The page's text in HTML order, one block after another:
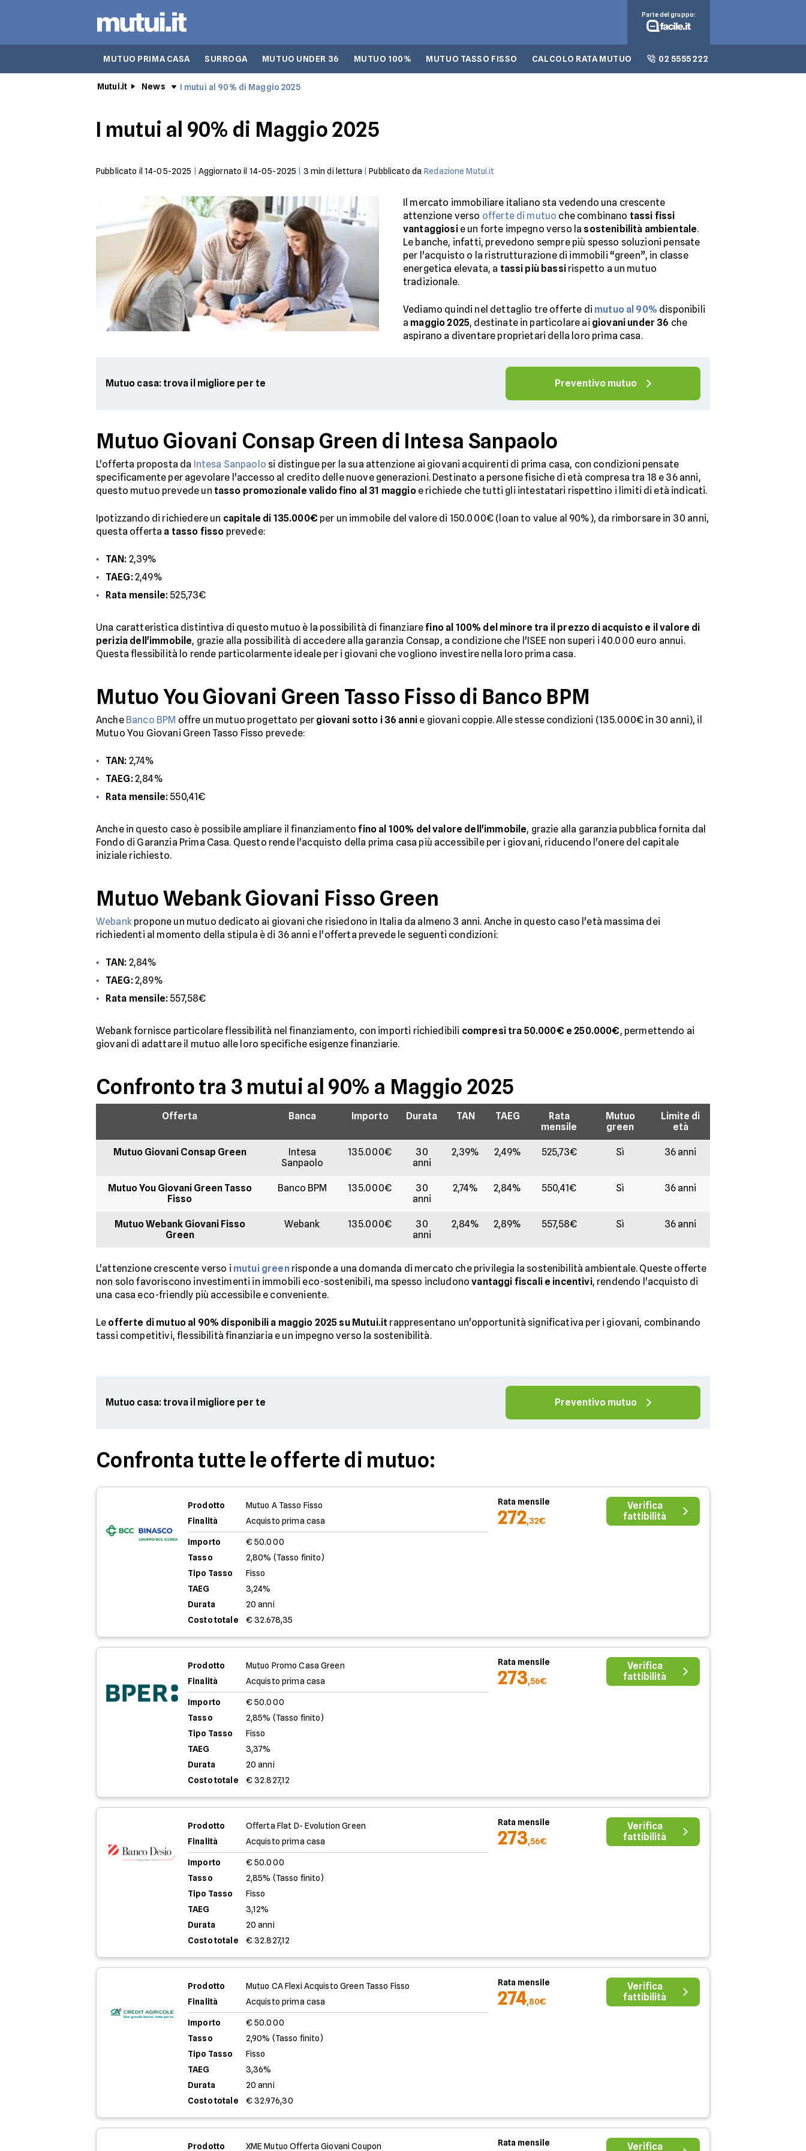
MUTUO PRIMA CASA SURROGA MUTUO UNDER 36 MUTUO 100% MUTUO TASSO FISSO CALCOLO RATA MUTUO 02 5555 222
Parte del gruppo:
Mutui.it News I mutui al 90% di Maggio 2025
I mutui al 90% di Maggio 2025
Pubblicato il 14-05-2025 Aggiornato il 14-05-2025 3 min di lettura |Pubblicato da Redazione Mutui.it
Il mercato immobiliare italiano sta vedendo una crescente
attenzione verso offerte di mutuo che combinano tassi fissi
vantaggiosie un forte impegno verso la sostenibilità ambientale.
Le banche, infatti, prevedono sempre più spesso soluzioni pensate
per l'acquisto o la ristrutturazione di immobili “green”, in classe
energetica elevata, a tassi più bassirispetto a un mutuo
tradizionale.
Vediamo quindi nel dettaglio tre offerte di mutuo al 90% disponibili
a maggio 2025, destinate in particolare ai giovani under 36 che
aspirano a diventare proprietari della loro prima casa.
Mutuo casa: trova il migliore per te Preventivo mutuo
Mutuo Giovani Consap Green di Intesa Sanpaolo
L'offerta proposta da Intesa Sanpaolo si distingue per la sua attenzione ai giovani acquirenti di prima casa, con condizioni pensate
specificamente per agevolare l'accesso al credito delle nuove generazioni. Destinato a persone fisiche di età compresa tra 18 e 36 anni,
questo mutuo prevede un tasso promozionale valido fino al 31 maggioe richiede che tutti gli intestatari rispettino i limiti di età indicati.
Ipotizzando di richiedere un capitale di 135.000€ per un immobile del valore di 150.000€ (loan to value al 90%), da rimborsare in 30 anni,
questa offerta a tasso fisso prevede:
TAN: 2,39%
TAEG:2,49%
Rata mensile: 525,73€
Una caratteristica distintiva di questo mutuo è la possibilità di finanziarefino al 100% del minore tra il prezzo di acquisto e il valore di
perizia dell'immobile, grazie alla possibilità di accedere alla garanzia Consap, a condizione che l'ISEE non superi i 40.000 euro annui.
Questa flessibilità lo rende particolarmente ideale per i giovani che vogliono investire nella loro prima casa.
Mutuo You Giovani Green Tasso Fisso di Banco BPM
Anche Banco BPM offre un mutuo progettato per giovani sotto i 36 anni e giovani coppie. Alle stesse condizioni (135.000€ in 30 anni), il
Mutuo You Giovani Green Tasso Fisso prevede:
TAN: 2,74%
TAEG:2,84%
Rata mensile: 550,41€
Anche in questo caso è possibile ampliare il finanziamentofino al 100% del valore dell'immobile, grazie alla garanzia pubblica fornita dal
Fondo di Garanzia Prima Casa. Questo rende l'acquisto della prima casa più accessibile per i giovani, riducendo l'onere del capitale
iniziale richiesto.
Mutuo Webank Giovani Fisso Green
Webankpropone un mutuo dedicato ai giovani che risiedono in Italia da almeno 3 anni. Anche in questo caso l'età massima dei
richiedenti al momento della stipula è di 36 anni e l'offerta prevede le seguenti condizioni:
TAN: 2,84%
TAEG:2,89%
Rata mensile: 557,58€
Webank fornisce particolare flessibilità nel finanziamento, con importi richiedibili compresi tra 50.000€ e 250.000€, permettendo ai
giovani di adattare il mutuo alle loro specifiche esigenze finanziarie.
Confronto tra 3 mutui al 90% a Maggio 2025
Offerta Banca Importo Durata TAN TAEG
Rata
mensile
Mutuo
green
Limite di
età
Mutuo Giovani Consap Green
Intesa
Sanpaolo
135.000€
30
anni
2,39% 2,49% 525,73€ Sì 36 anni
Mutuo You Giovani Green Tasso
Fisso
Banco BPM 135.000€
30
anni
2,74% 2,84% 550,41€ Sì 36 anni
Mutuo Webank Giovani Fisso
Green
Webank 135.000€
30
anni
2,84% 2,89% 557,58€ Sì 36 anni
L'attenzione crescente verso i mutui greenrisponde a una domanda di mercato che privilegia la sostenibilità ambientale. Queste offerte
non solo favoriscono investimenti in immobili eco-sostenibili, ma spesso includonovantaggi fiscali e incentivi, rendendo l'acquisto di
una casa eco-friendly più accessibile e conveniente.
Le offerte di mutuo al 90% disponibili a maggio 2025 su Mutui.it rappresentano un'opportunità significativa per i giovani, combinando
tassi competitivi, flessibilità finanziaria e un impegno verso la sostenibilità.
Mutuo casa: trova il migliore per te Preventivo mutuo
Confronta tutte le offerte di mutuo:
Prodotto
Mutuo A Tasso Fisso
Finalità
Acquisto prima casa
Importo
€ 50.000
Tasso
2,80% (Tasso finito)
Tipo Tasso
Fisso
TAEG
3,24%
Durata
20 anni
Costo totale
€ 32.678,35
Rata mensile
272,32€
Verifica
fattibilità
Prodotto
Mutuo Promo Casa Green
Finalità
Acquisto prima casa
Importo
€ 50.000
Tasso
2,85% (Tasso finito)
Tipo Tasso
Fisso
TAEG
3,37%
Durata
20 anni
Costo totale
€ 32.827,12
Rata mensile
273,56€
Verifica
fattibilità
Prodotto
Offerta Flat D- Evolution Green
Finalità
Acquisto prima casa
Importo
€ 50.000
Tasso
2,85% (Tasso finito)
Tipo Tasso
Fisso
TAEG
3,12%
Durata
20 anni
Costo totale
€ 32.827,12
Rata mensile
273,56€
Verifica
fattibilità
Prodotto
Mutuo CA Flexi Acquisto Green Tasso Fisso
Finalità
Acquisto prima casa
Importo
€ 50.000
Tasso
2,90% (Tasso finito)
Tipo Tasso
Fisso
TAEG
3,36%
Durata
20 anni
Costo totale
€ 32.976,30
Rata mensile
274,80€
Verifica
fattibilità
Prodotto XME Mutuo Offerta Giovani Coupon Rata mensile Verifica